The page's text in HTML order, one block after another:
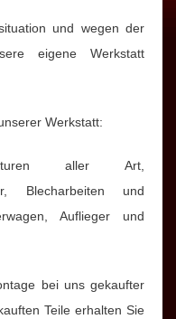
und wegen der
eigene Werkstatt
Werkstatt:
aller Art,
Blecharbeiten und
Auflieger und
bei uns gekaufter
Teile erhalten Sie